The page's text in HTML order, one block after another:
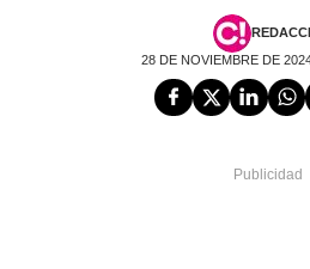
28 DE NOVIEMBRE DE